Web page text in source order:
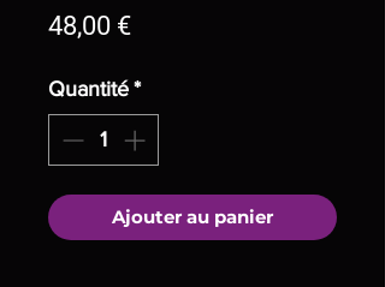
48,00 €Prix
Quantité *
Ajouter au panier